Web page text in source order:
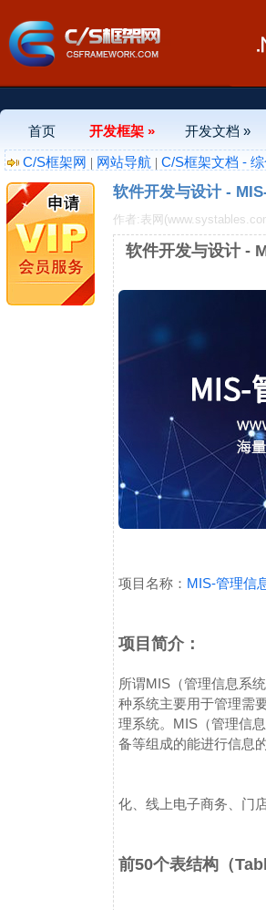
首页 开发框架 » 开发文档 »
C/S框架网 | 网站导航 | C/S框架文档 -
软件开发与设计 -
作者:表网
软件开发与设计 -
项目名称： MIS-管理信
项目简介：
所谓MIS（管理信息系
种系统主要用于管理需
理系统。MIS（管理信
备等组成的能进行信息
化、线上电子商务、门
前50个表结构（